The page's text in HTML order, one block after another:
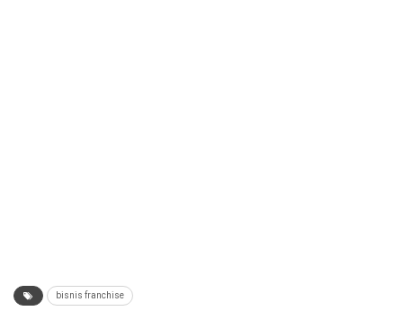
bisnis franchise